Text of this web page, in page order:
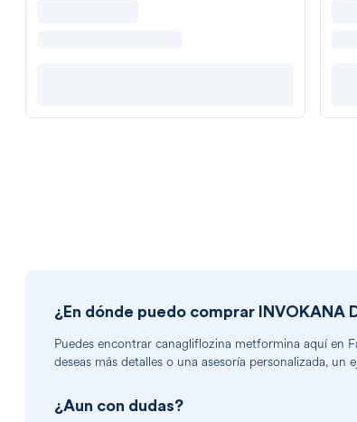
¿En dónde puedo comprar INVOKANA
Puedes encontrar canagliflozina metformina aquí en
deseas más detalles o una asesoría personalizada, un
¿Aun con dudas?